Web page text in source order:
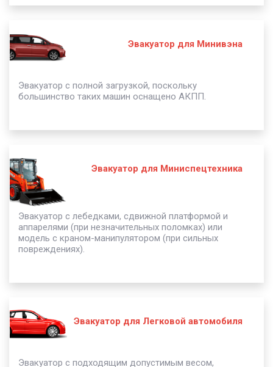
Эвакуатор для Минивэна
Эвакуатор с полной загрузкой, поскольку
большинство таких машин оснащено АКПП.
Эвакуатор для Миниспецтехника
Эвакуатор с лебедками, сдвижной платформой и
аппарелями (при незначительных поломках) или
модель с краном-манипулятором (при сильных
повреждениях).
Эвакуатор для Легковой автомобиля
Эвакуатор с подходящим допустимым весом,